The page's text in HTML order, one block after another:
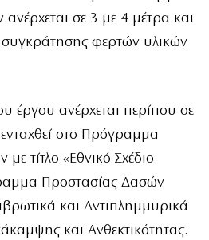
σε 3 με 4 μέτρα και
φερτών υλικών
έργου ανέρχεται περίπου σε
στο Πρόγραμμα
τίτλο «Εθνικό Σχέδιο
Προστασίας Δασών
και Αντιπλημμυρικά
και Ανθεκτικότητας.